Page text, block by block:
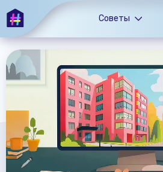
Советы